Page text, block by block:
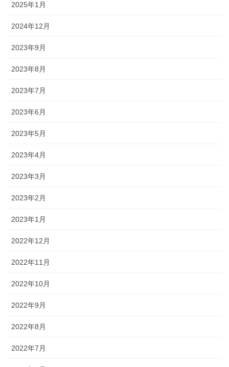
2025年1月
2024年12月
2023年9月
2023年8月
2023年7月
2023年6月
2023年5月
2023年4月
2023年3月
2023年2月
2023年1月
2022年12月
2022年11月
2022年10月
2022年9月
2022年8月
2022年7月